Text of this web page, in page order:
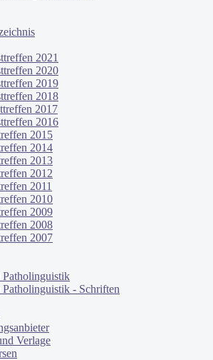
2021
2020
2019
2018
2017
2016
2015
2014
2013
2012
2011
2010
2009
2008
2007
Patholinguistik
Patholinguistik - Schriften
Verlage